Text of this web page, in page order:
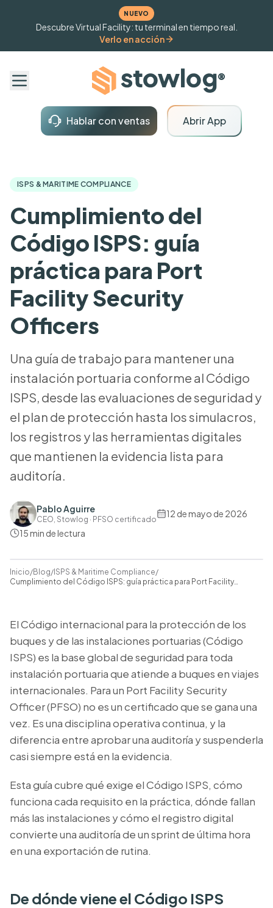
NUEVO
Descubre Virtual Facility: tu terminal en tiempo real.
Verlo en acción
Hablar con ventas Abrir App
ISPS & MARITIME COMPLIANCE
Cumplimiento del
Código ISPS: guía
práctica para Port
Facility Security
Officers
Una guía de trabajo para mantener una
instalación portuaria conforme al Código
ISPS, desde las evaluaciones de seguridad y
el plan de protección hasta los simulacros,
los registros y las herramientas digitales
que mantienen la evidencia lista para
auditoría.
Pablo Aguirre
CEO, Stowlog · PFSO certificado
12 de mayo de 2026
15min de lectura
Inicio/Blog/ ISPS & Maritime Compliance/
Cumplimiento del Código ISPS: guía práctica para Port Facility
El Código internacional para la protección de los
buques y de las instalaciones portuarias (Código
ISPS) es la base global de seguridad para toda
instalación portuaria que atiende a buques en viajes
internacionales. Para un Port Facility Security
Officer (PFSO) no es un certificado que se gana una
vez. Es una disciplina operativa continua, y la
diferencia entre aprobar una auditoría y suspenderla
casi siempre está en la evidencia.
Esta guía cubre qué exige el Código ISPS, cómo
funciona cada requisito en la práctica, dónde fallan
más las instalaciones y cómo el registro digital
convierte una auditoría de un sprint de última hora
en una exportación de rutina.
De dónde viene el Código ISPS